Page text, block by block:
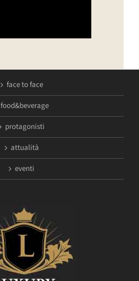
face to face
food&beverage
protagonisti
attualità
eventi